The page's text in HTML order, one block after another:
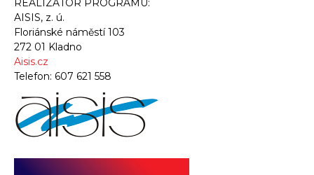
REALIZÁTOR PROGRAMU:
AISIS, z. ú.
Floriánské náměstí 103
272 01 Kladno
Aisis.cz
Telefon: 607 621 558